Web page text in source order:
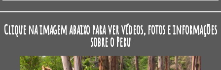
Clique na imagem abaixo para ver vídeos, fotos e informações
sobre o Peru